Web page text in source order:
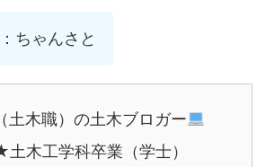
ちゃんさと
土木職）の土木ブロガー
木工学科卒業（学士）